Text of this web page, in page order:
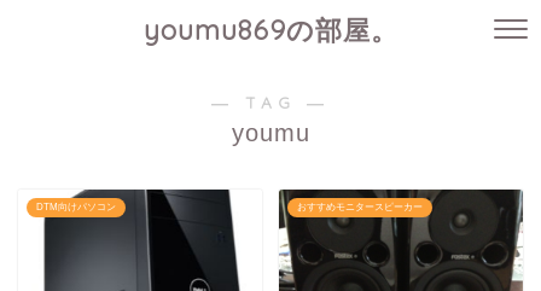
youmu869の部屋。
― TAG ―
youmu
DTM向けパソコン おすすめモニタースピーカー